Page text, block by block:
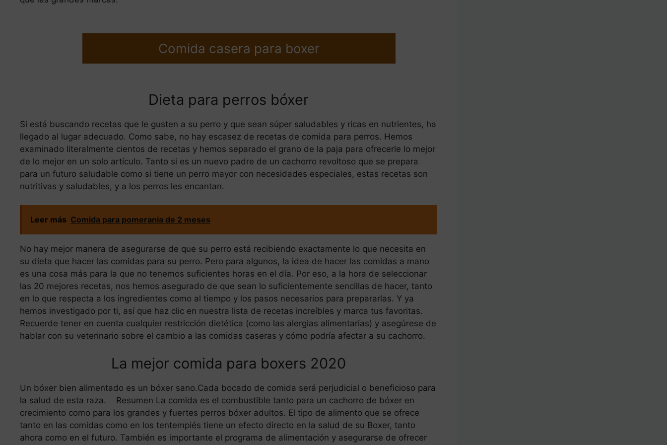
Comida casera para boxer
Dieta para perros bóxer
Si está buscando recetas que le gusten a su perro y que sean súper saludables y ricas en nutrientes, ha
llegado al lugar adecuado. Como sabe, no hay escasez de recetas de comida para perros. Hemos
examinado literalmente cientos de recetas y hemos separado el grano de la paja para ofrecerle lo mejor
de lo mejor en un solo artículo. Tanto si es un nuevo padre de un cachorro revoltoso que se prepara
para un futuro saludable como si tiene un perro mayor con necesidades especiales, estas recetas son
nutritivas y saludables, y a los perros les encantan.
Leer más Comida para pomerania de 2 meses
No hay mejor manera de asegurarse de que su perro está recibiendo exactamente lo que necesita en
su dieta que hacer las comidas para su perro. Pero para algunos, la idea de hacer las comidas a mano
es una cosa más para la que no tenemos suficientes horas en el día. Por eso, a la hora de seleccionar
las 20 mejores recetas, nos hemos asegurado de que sean lo suficientemente sencillas de hacer, tanto
en lo que respecta a los ingredientes como al tiempo y los pasos necesarios para prepararlas. Y ya
hemos investigado por ti, así que haz clic en nuestra lista de recetas increíbles y marca tus favoritas.
Recuerde tener en cuenta cualquier restricción dietética (como las alergias alimentarias) y asegúrese de
hablar con su veterinario sobre el cambio a las comidas caseras y cómo podría afectar a su cachorro.
La mejor comida para boxers 2020
Un bóxer bien alimentado es un bóxer sano.Cada bocado de comida será perjudicial o beneficioso para
la salud de esta raza. Resumen La comida es el combustible tanto para un cachorro de bóxer en
crecimiento como para los grandes y fuertes perros bóxer adultos. El tipo de alimento que se ofrece
tanto en las comidas como en los tentempiés tiene un efecto directo en la salud de su Boxer, tanto
ahora como en el futuro. También es importante el programa de alimentación y asegurarse de ofrecer